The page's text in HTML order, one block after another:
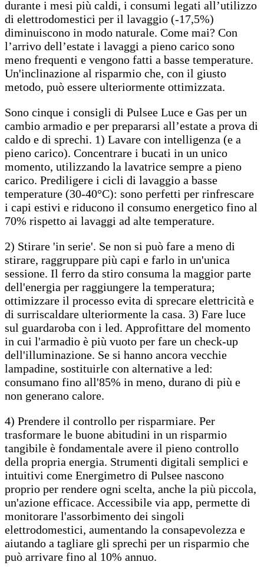
durante i mesi più caldi, i consumi legati all’utilizzo
di elettrodomestici per il lavaggio (-17,5%)
diminuiscono in modo naturale. Come mai? Con
l’arrivo dell’estate i lavaggi a pieno carico sono
meno frequenti e vengono fatti a basse temperature.
Un'inclinazione al risparmio che, con il giusto
metodo, può essere ulteriormente ottimizzata.
Sono cinque i consigli di Pulsee Luce e Gas per un
cambio armadio e per prepararsi all’estate a prova di
caldo e di sprechi. 1) Lavare con intelligenza (e a
pieno carico). Concentrare i bucati in un unico
momento, utilizzando la lavatrice sempre a pieno
carico. Prediligere i cicli di lavaggio a basse
temperature (30-40°C): sono perfetti per rinfrescare
i capi estivi e riducono il consumo energetico fino al
70% rispetto ai lavaggi ad alte temperature.
2) Stirare 'in serie'. Se non si può fare a meno di
stirare, raggruppare più capi e farlo in un'unica
sessione. Il ferro da stiro consuma la maggior parte
dell'energia per raggiungere la temperatura;
ottimizzare il processo evita di sprecare elettricità e
di surriscaldare ulteriormente la casa. 3) Fare luce
sul guardaroba con i led. Approfittare del momento
in cui l'armadio è più vuoto per fare un check-up
dell'illuminazione. Se si hanno ancora vecchie
lampadine, sostituirle con alternative a led:
consumano fino all'85% in meno, durano di più e
non generano calore.
4) Prendere il controllo per risparmiare. Per
trasformare le buone abitudini in un risparmio
tangibile è fondamentale avere il pieno controllo
della propria energia. Strumenti digitali semplici e
intuitivi come Energimetro di Pulsee nascono
proprio per rendere ogni scelta, anche la più piccola,
un'azione efficace. Accessibile via app, permette di
monitorare l'assorbimento dei singoli
elettrodomestici, aumentando la consapevolezza e
aiutando a tagliare gli sprechi per un risparmio che
può arrivare fino al 10% annuo.